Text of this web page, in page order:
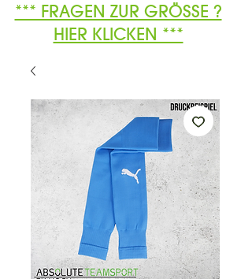
*** FRAGEN ZUR GRÖSSE ?
HIER KLICKEN ***